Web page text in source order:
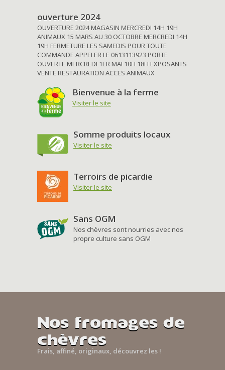
ouverture 2024
OUVERTURE 2024 MAGASIN MERCREDI 14H 19H
ANIMAUX 15 MARS AU 30 OCTOBRE MERCREDI 14H
19H FERMETURE LES SAMEDIS POUR TOUTE
COMMANDE APPELER LE 0613113923 PORTE
OUVERTE MERCREDI 1ER MAI 10H 18H EXPOSANTS
VENTE RESTAURATION ACCES ANIMAUX
Bienvenue à la ferme
Visiter le site
Somme produits locaux
Visiter le site
Terroirs de picardie
Visiter le site
Sans OGM
Nos chèvres sont nourries avec nos
propre culture sans OGM
Nos fromages de
chèvres
Frais, affiné, originaux, découvrez les !